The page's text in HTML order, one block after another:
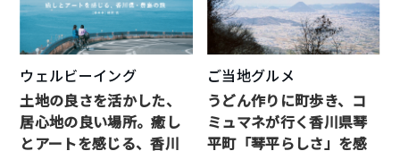
ウェルビーイング
土地の良さを活かした、
居心地の良い場所。癒し
とアートを感じる、香川
ご当地グルメ
うどん作りに町歩き、コ
ミュマネが行く香川県琴
平町「琴平らしさ」を感